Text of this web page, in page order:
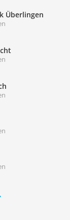
Überlingen